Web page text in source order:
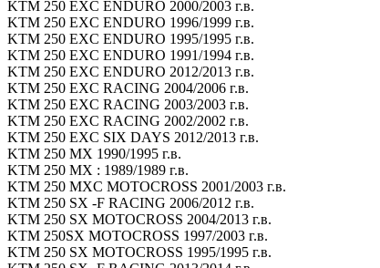
KTM 250 EXC ENDURO 2000/2003 г.в.
KTM 250 EXC ENDURO 1996/1999 г.в.
KTM 250 EXC ENDURO 1995/1995 г.в.
KTM 250 EXC ENDURO 1991/1994 г.в.
KTM 250 EXC ENDURO 2012/2013 г.в.
KTM 250 EXC RACING 2004/2006 г.в.
KTM 250 EXC RACING 2003/2003 г.в.
KTM 250 EXC RACING 2002/2002 г.в.
KTM 250 EXC SIX DAYS 2012/2013 г.в.
KTM 250 MX 1990/1995 г.в.
KTM 250 MX : 1989/1989 г.в.
KTM 250 MXC MOTOCROSS 2001/2003 г.в.
KTM 250 SX -F RACING 2006/2012 г.в.
KTM 250 SX MOTOCROSS 2004/2013 г.в.
KTM 250SX MOTOCROSS 1997/2003 г.в.
KTM 250 SX MOTOCROSS 1995/1995 г.в.